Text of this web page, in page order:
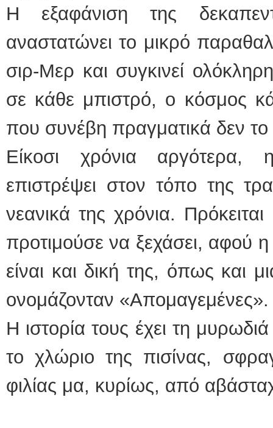
Η εξαφάνιση της
αναστατώνει το μικρό
σιρ-Μερ και συγκινεί
σε κάθε μπιστρό, ο κόσμος
που συνέβη πραγματικά δεν το
Είκοσι χρόνια αργότερα,
επιστρέψει στον τόπο της
νεανικά της χρόνια.
προτιμούσε να ξεχάσει, αφού
είναι και δική της, όπως και
ονομάζονταν «Απομαγεμένες».
Η ιστορία τους έχει τη
το χλώριο της πισίνας,
φιλίας μα, κυρίως, από